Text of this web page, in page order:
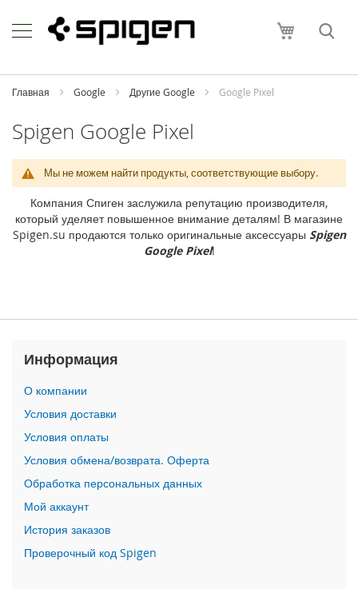
to
Content
Моя
h
o
i
P
h
e
1
M
P
h
o
n
e
1
7
P
r
o
i
Главная Google Другие Google Google Pixel
Spigen Google Pixel
Мы не можем найти продукты, соответствующие выбору.
Компания Спиген заслужила репутацию производителя,
который уделяет повышенное внимание деталям! В магазине
Spigen.su продаются только оригинальные аксессуары Spigen
Google Pixel!
Информация
О компании
Условия доставки
Условия оплаты
Условия обмена/возврата. Оферта
Обработка персональных данных
Мой аккаунт
История заказов
Проверочный код Spigen